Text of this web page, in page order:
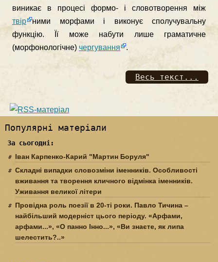
виникає в процесі формо- і словотворення між
твір
ними морфами і виконує сполучувальну
функцію. Її може набути лише граматичне
(морфонологічне) чергування .
Весь текст...
Популярні матеріали
За сьогодні:
Іван Карпенко-Карий "Мартин Боруля"
Складні випадки словозміни іменників. Особливості
вживання та творення кличного відмінка іменників.
Уживання великої літери
Провідна роль поезії в 20-ті роки. Павло Тичина –
найбільший модерніст цього періоду. «Арфами,
арфами...», «О панно Інно...», «Ви знаєте, як липа
шелестить?..»